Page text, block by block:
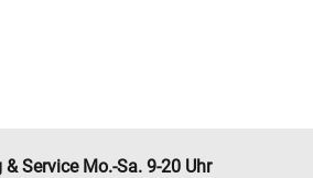
& Service Mo.-Sa. 9-20 Uhr